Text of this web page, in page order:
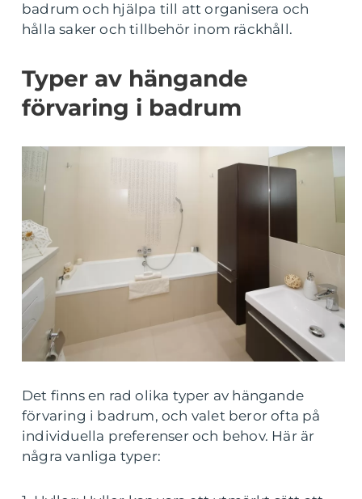
badrum och hjälpa till att organisera och
hålla saker och tillbehör inom räckhåll.
Typer av hängande
förvaring i badrum
Det finns en rad olika typer av hängande
förvaring i badrum, och valet beror ofta på
individuella preferenser och behov. Här är
några vanliga typer: